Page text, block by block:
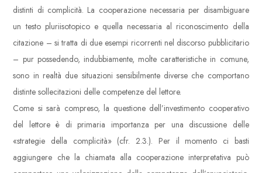
distinti di complicità. La cooperazione necessaria per disambiguare
un testo pluriisotopico e quella necessaria al riconoscimento della
citazione – si tratta di due esempi ricorrenti nel discorso pubblicitario
– pur possedendo, indubbiamente, molte caratteristiche in comune,
sono in realtà due situazioni sensibilmente diverse che comportano
distinte sollecitazioni delle competenze del lettore.
Come si sarà compreso, la questione dell’investimento cooperativo
del lettore è di primaria importanza per una discussione delle
«strategie della complicità» (cfr. 2.3.). Per il momento ci basti
aggiungere che la chiamata alla cooperazione interpretativa può